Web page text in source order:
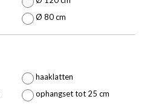
Ø 80 cm
haaklatten
ophangset tot 25 cm